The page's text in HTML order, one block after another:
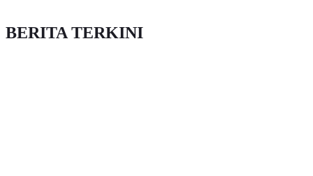
BERITA TERKINI